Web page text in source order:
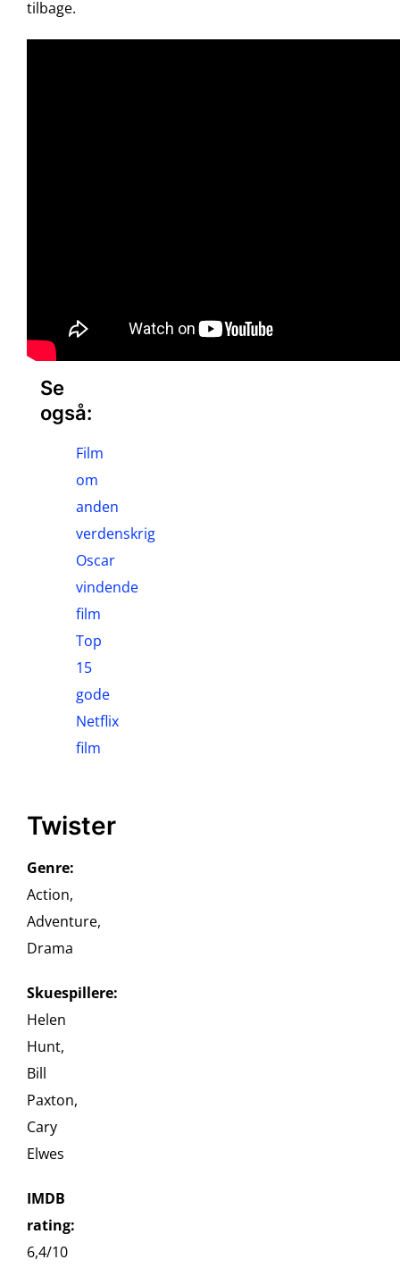
tilbage.
Se
også:
Film
om
anden
verdenskrig
Oscar
vindende
film
Top
15
gode
Netflix
film
Twister
Genre:
Action,
Adventure,
Drama
Skuespillere:
Helen
Hunt,
Bill
Paxton,
Cary
Elwes
IMDB
rating:
6,4/10